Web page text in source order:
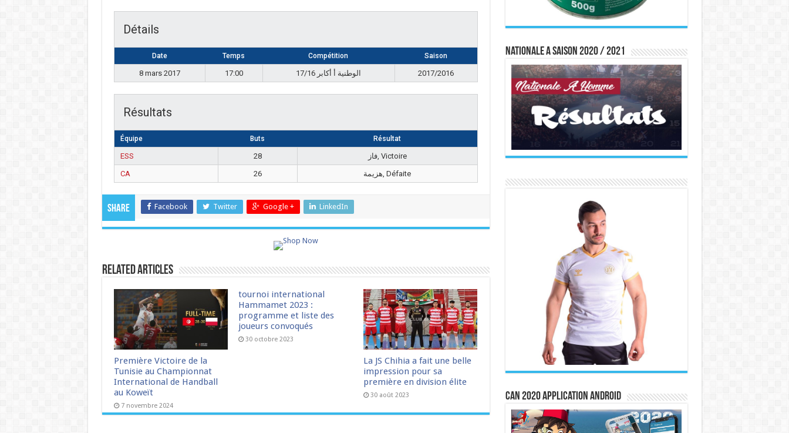
Détails
Date Temps Compétition Saison
8 mars 2017 17:00 17/16 الوطنية أ أكابر 2017/2016
Résultats
Équipe Buts Résultat
ESS 28
فاز, Victoire
CA
26 هزيمة, Défaite
Share Facebook Twitter Google + LinkedIn
Related Articles
Première Victoire de la
Tunisie au Championnat
International de Handball
au Koweït
7 novembre 2024
tournoi international
Hammamet 2023 :
programme et liste des
joueurs convoqués
30 octobre 2023
La JS Chihia a fait une belle
impression pour sa
première en division élite
30 août 2023
Nationale A saison 2020 / 2021
CAN 2020 Application Android